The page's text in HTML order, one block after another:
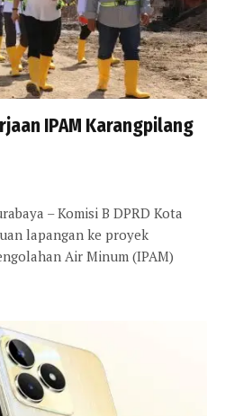
IPAM Karangpilang
– Komisi B DPRD Kota
lapangan ke proyek
Air Minum (IPAM)